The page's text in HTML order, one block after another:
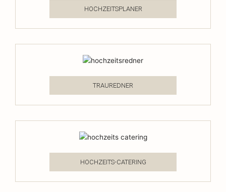
HOCHZEITSPLANER
TRAUREDNER
HOCHZEITS-CATERING